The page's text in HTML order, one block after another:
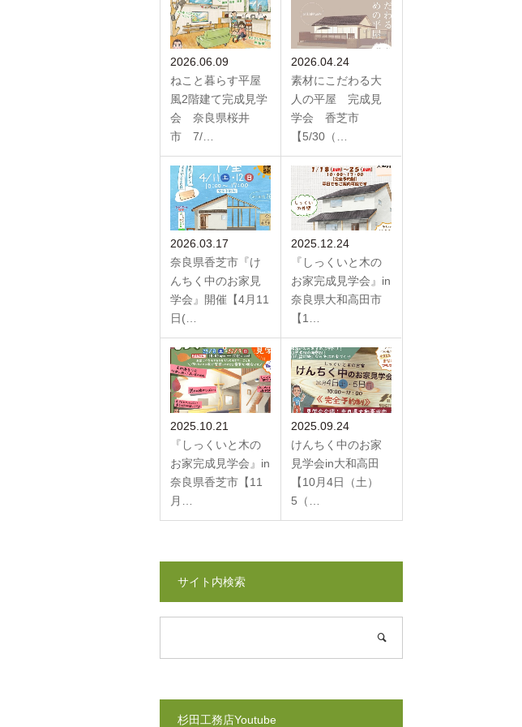
2026.06.09
ねこと暮らす平屋
風2階建て完成見学
会 奈良県桜井
市 7/…
2026.04.24
素材にこだわる大
人の平屋 完成見
学会 香芝市
【5/30（…
2026.03.17
奈良県香芝市『け
んちく中のお家見
学会』開催【4月11
日(…
2025.12.24
『しっくいと木の
お家完成見学会』in
奈良県大和高田市
【1…
2025.10.21
『しっくいと木の
お家完成見学会』in
奈良県香芝市【11
月…
2025.09.24
けんちく中のお家
見学会in大和高田
【10月4日（土）
5（…
サイト内検索
杉田工務店Youtube